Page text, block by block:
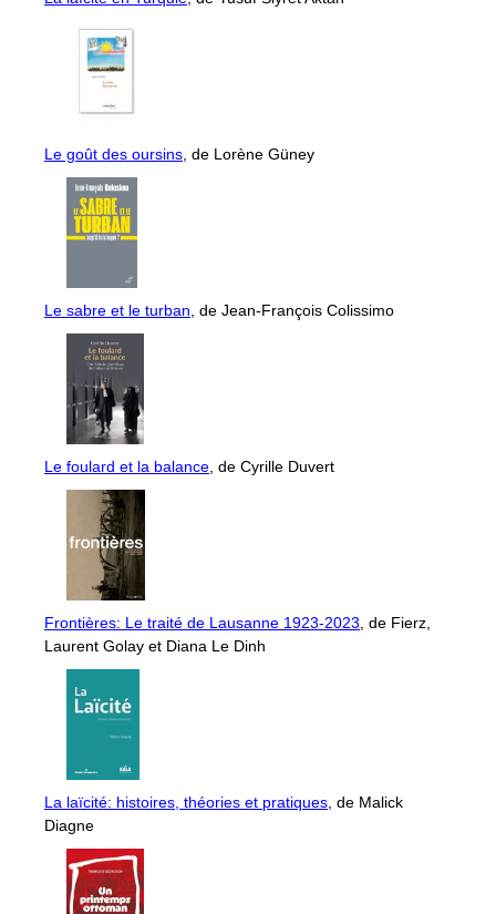
Le goût des oursins , de Lorène Güney
Le sabre et le turban , de Jean-François Colissimo
Le foulard et la balance , de Cyrille Duvert
Frontières: Le traité de Lausanne 1923-2023 , de Fierz,
Laurent Golay et Diana Le Dinh
La laïcité: histoires, théories et pratiques , de Malick
Diagne